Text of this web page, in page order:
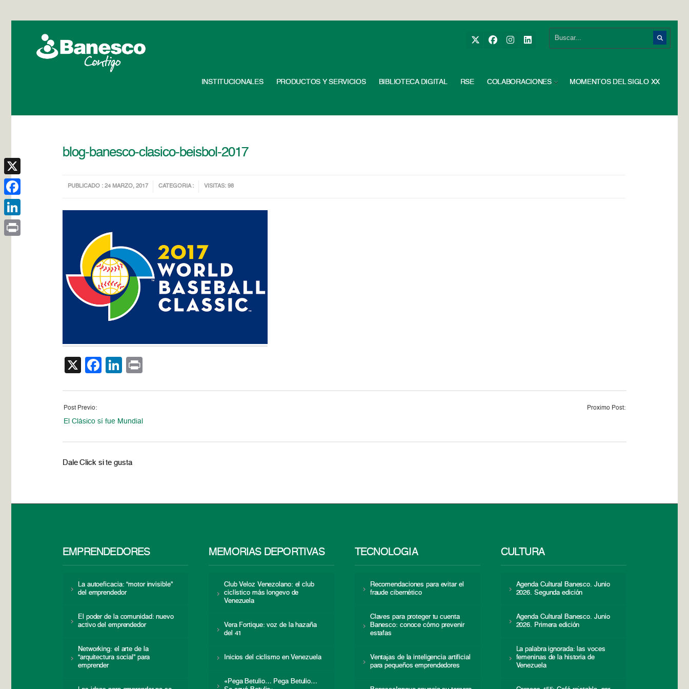
INSTITUCIONALES PRODUCTOS Y SERVICIOS BIBLIOTECA DIGITAL RSE COLABORACIONES MOMENTOS DEL SIGLO XX
blog-banesco-clasico-beisbol-2017
PUBLICADO : 24 MARZO, 2017 CATEGORIA : VISITAS: 98
X Facebook
LinkedIn
Post Previo:
El Clásico sí fue Mundial
Proximo Post:
Dale Click si te gusta
EMPRENDEDORES
La autoeficacia: “motor invisible”
del emprendedor
El poder de la comunidad: nuevo
activo del emprendedor
Networking: el arte de la
“arquitectura social” para
emprender
MEMORIAS DEPORTIVAS
Club Veloz Venezolano: el club
ciclístico más longevo de
Venezuela
Vera Fortique: voz de la hazaña
del 41
Inicios del ciclismo en Venezuela
«Pega Betulio… Pega Betulio…
TECNOLOGÍA
Recomendaciones para evitar el
fraude cibernético
Claves para proteger tu cuenta
Banesco: conoce cómo prevenir
estafas
Ventajas de la inteligencia artificial
para pequeños emprendedores
CULTURA
Agenda Cultural Banesco. Junio
2026. Segunda edición
Agenda Cultural Banesco. Junio
2026. Primera edición
La palabra ignorada: las voces
femeninas de la historia de
Venezuela
X
Facebook
LinkedIn